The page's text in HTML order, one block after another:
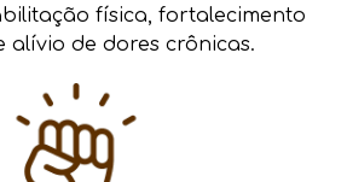
física, fortalecimento
alívio de dores crônicas.